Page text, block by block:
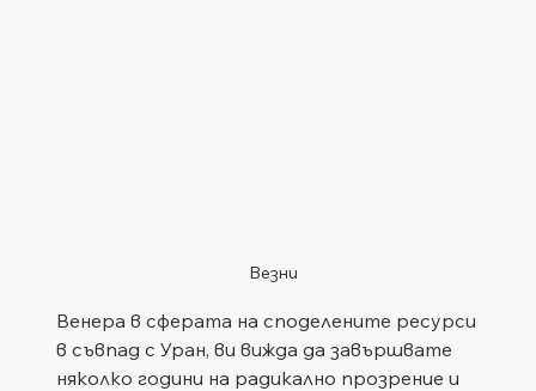
Везни
Венера в сферата на споделените ресурси
в съвпад с Уран, ви вижда да завършвате
няколко години на радикално прозрение и